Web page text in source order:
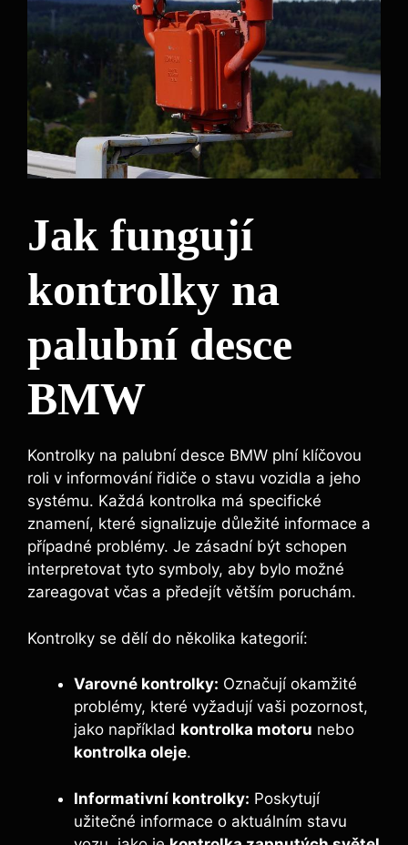
Jak fungují
kontrolky na
palubní desce
BMW
Kontrolky na palubní desce BMW plní klíčovou
roli v informování řidiče o stavu vozidla a jeho
systému. Každá kontrolka má specifické
znamení, které signalizuje důležité informace a
případné problémy. Je zásadní být schopen
interpretovat tyto symboly, aby bylo možné
zareagovat včas a předejít větším poruchám.
Kontrolky se dělí do několika kategorií:
Varovné kontrolky: Označují okamžité
problémy, které vyžadují vaši pozornost,
jako například kontrolka motoru nebo
kontrolka oleje.
Informativní kontrolky: Poskytují
užitečné informace o aktuálním stavu